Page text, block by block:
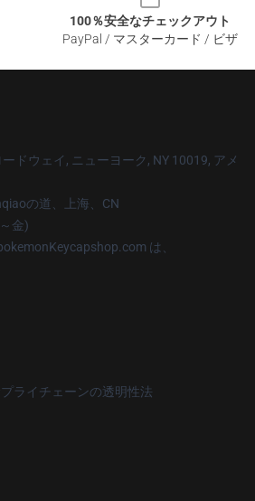
100％安全なチェックアウト
PayPal / マスターカード / ビザ
ドウェイ, ニューヨーク, NY 10019, アメ
の道、上海、CN
金)
は、
ライチェーンの透明性法